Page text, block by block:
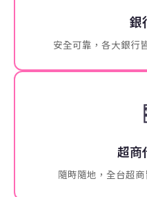
銀
安全可靠，各大銀行
超商
隨時隨地，全台超